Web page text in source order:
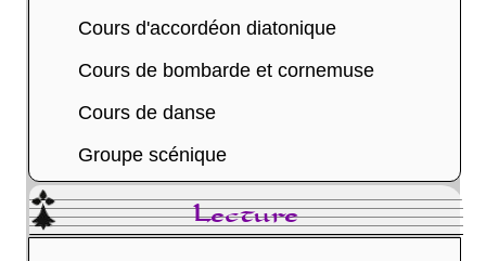
Cours d'accordéon diatonique
Cours de bombarde et cornemuse
Cours de danse
Groupe scénique
Lecture